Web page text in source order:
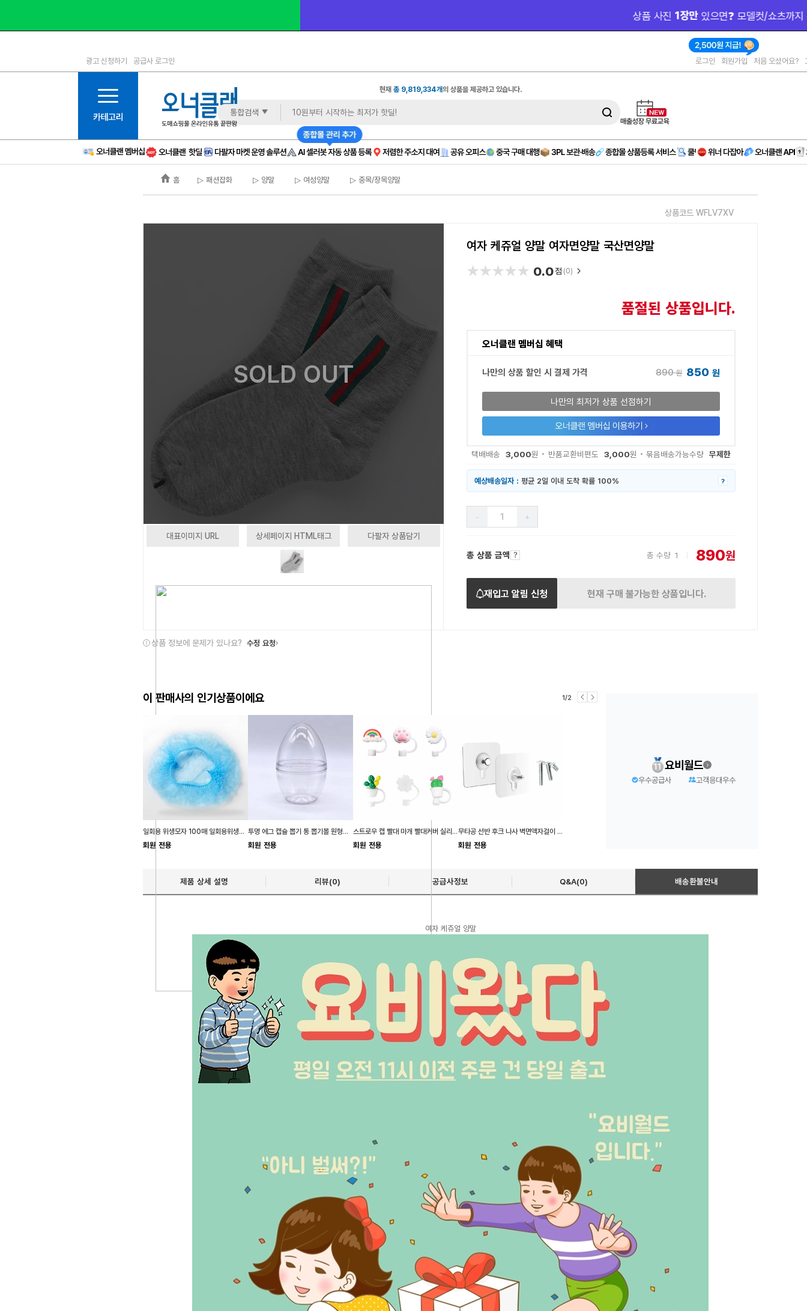
1등급
6등급
11등급
12등급
15등급
16등급
광고 신청하기 공급사 로그인 로그인 회원가입 처음 오셨어요?
현재총 9,819,334개의 상품을 제공하고 있습니다.
통합검색
홈 ▷ 패션잡화 ▷ 양말 ▷ 여성양말 ▷ 중목/장목양말
상품코드 WFLV7XV
SOLD OUT
대표이미지 URL 상세페이지 HTML태그 다팔자 상품담기
여자 케쥬얼 양말 여자면양말 국산면양말
★★★★★
★★★★★ 0.0점 (0)
품절된 상품입니다.
오너클랜 멤버십 혜택
나만의 상품 할인 시 결제 가격 890원 850 원
나만의 최저가 상품 선점하기
택배배송 3,000원 반품교환비편도 3,000원 묶음배송가능수량 무제한
예상배송일자 : 평균 2일 이내 도착 확률 100% ?
- +
총 상품 금액 총 수량 1 890원
재입고 알림 신청 현재 구매 불가능한 상품입니다.
상품 정보에 문제가 있나요? 수정 요청
이 판매사의 인기상품이에요 1/2
일회용 위생모자 100매 일회용위생모 식품위생모자
회원 전용
투명 에그 캡슐 뽑기 통 뽑기볼 원형캡슐
회원 전용
스트로우 캡 빨대 마개 빨대커버 실리콘빨대캡
회원 전용
무타공 선반 후크 나사 벽면액자걸이 벽액자걸이
회원 전용
요비월드
우수공급사 고객응대우수
제품 상세 설명 리뷰(0) 공급사정보 Q&A(0) 배송환불안내
여자 케쥬얼 양말